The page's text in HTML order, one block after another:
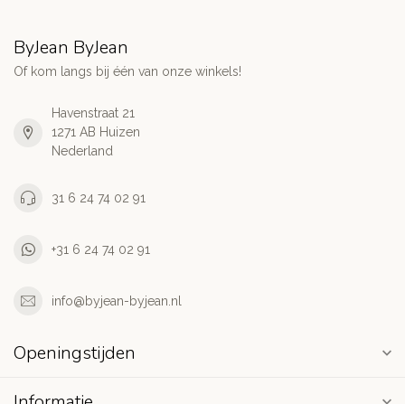
ByJean ByJean
Of kom langs bij één van onze winkels!
Havenstraat 21
1271 AB Huizen
Nederland
31 6 24 74 02 91
+31 6 24 74 02 91
info@byjean-byjean.nl
Openingstijden